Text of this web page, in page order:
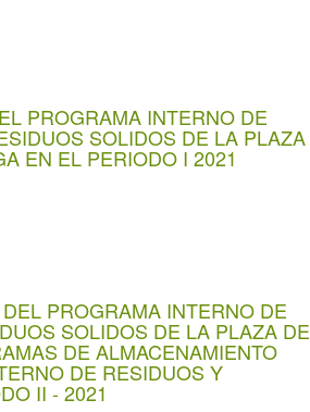
PROGRAMA INTERNO DE
SOLIDOS DE LA PLAZA
EN EL PERIODO I 2021
PROGRAMA INTERNO DE
SOLIDOS DE LA PLAZA DE
DE ALMACENAMIENTO
DE RESIDUOS Y
II - 2021